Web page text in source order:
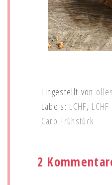
Eingestellt von
Labels: LCHF,
Carb Frühstück
2